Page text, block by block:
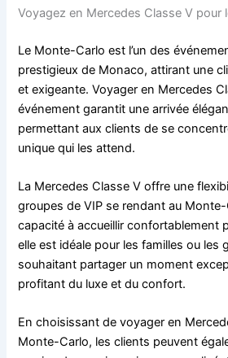
Voyagez en Mercedes Classe V pour
Le Monte-Carlo est l’un des
prestigieux de Monaco, attirant une
et exigeante. Voyager en Mercedes
événement garantit une arrivée
permettant aux clients de se
unique qui les attend.
La Mercedes Classe V offre une
groupes de VIP se rendant au
capacité à accueillir confortablement
elle est idéale pour les familles ou les
souhaitant partager un moment
profitant du luxe et du confort.
En choisissant de voyager en
Monte-Carlo, les clients peuvent